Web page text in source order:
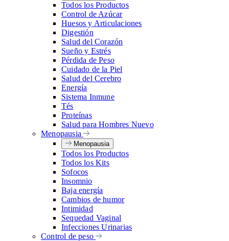
Todos los Productos
Control de Azúcar
Huesos y Articulaciones
Digestión
Salud del Corazón
Sueño y Estrés
Pérdida de Peso
Cuidado de la Piel
Salud del Cerebro
Energía
Sistema Inmune
Tés
Proteínas
Salud para Hombres Nuevo
Menopausia
Menopausia
Todos los Productos
Todos los Kits
Sofocos
Insomnio
Baja energía
Cambios de humor
Intimidad
Sequedad Vaginal
Infecciones Urinarias
Control de peso